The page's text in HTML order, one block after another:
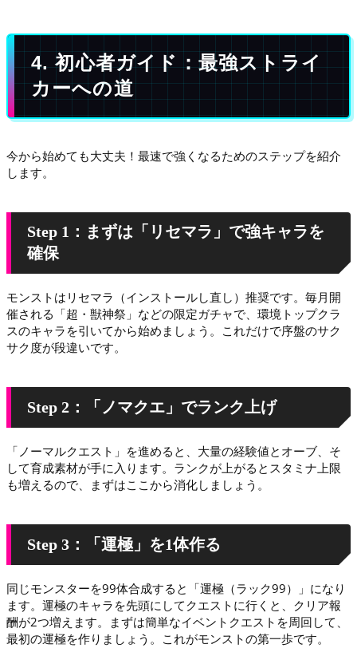
4. 初心者ガイド：最強ストライ
カーへの道
今から始めても大丈夫！最速で強くなるためのステップを紹介
します。
Step 1：まずは「リセマラ」で強キャラを
確保
モンストはリセマラ（インストールし直し）推奨です。毎月開
催される「超・獣神祭」などの限定ガチャで、環境トップクラ
スのキャラを引いてから始めましょう。これだけで序盤のサク
サク度が段違いです。
Step 2：「ノマクエ」でランク上げ
「ノーマルクエスト」を進めると、大量の経験値とオーブ、そ
して育成素材が手に入ります。ランクが上がるとスタミナ上限
も増えるので、まずはここから消化しましょう。
Step 3：「運極」を1体作る
同じモンスターを99体合成すると「運極（ラック99）」になり
ます。運極のキャラを先頭にしてクエストに行くと、クリア報
酬が2つ増えます。まずは簡単なイベントクエストを周回して、
最初の運極を作りましょう。これがモンストの第一歩です。